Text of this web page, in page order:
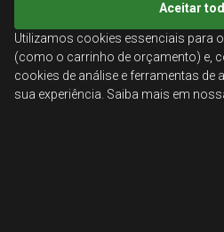
ATENDIMENTO
Orçamentos corporativos,
e suporte especializado.
Aceitar
Utilizamos cookies essenciais para
(como o carrinho de orçamento) e,
cookies de análise e ferramentas de
sua experiência. Saiba mais em